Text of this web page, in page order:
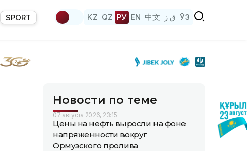
SPORT KZ QZ РУ EN 中文 ق ز ЎЗ
Новости по теме
07 августа 2026, 23:15
Цены на нефть выросли на фоне
напряженности вокруг
Ормузского пролива